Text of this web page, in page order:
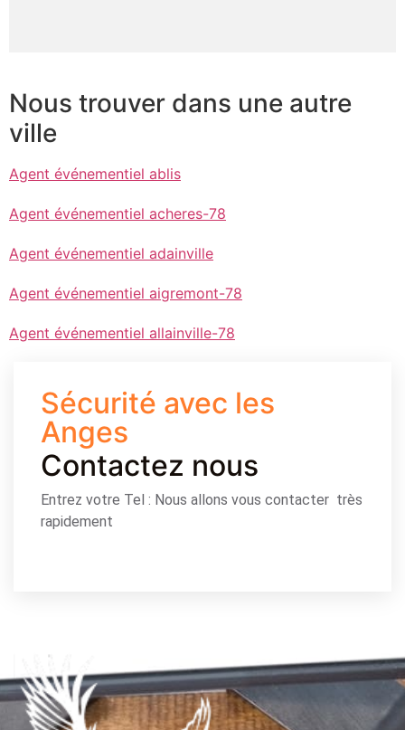
Nous trouver dans une autre
ville
Agent événementiel ablis
Agent événementiel acheres-78
Agent événementiel adainville
Agent événementiel aigremont-78
Agent événementiel allainville-78
Sécurité avec les
Anges
Contactez nous
Entrez votre Tel : Nous allons vous contacter très
rapidement